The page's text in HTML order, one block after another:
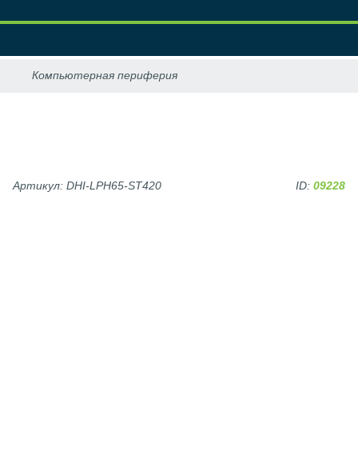
Артикул: DHI-LPH65-ST420 ID: 09228